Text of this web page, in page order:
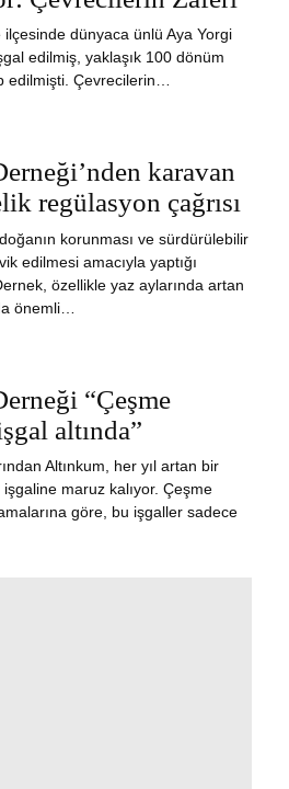
ilçesinde dünyaca ünlü Aya Yorgi
edilmiş, yaklaşık 100 dönüm
edilmişti. Çevrecilerin…
karavan
regülasyon çağrısı
korunması ve sürdürülebilir
edilmesi amacıyla yaptığı
özellikle yaz aylarında artan
önemli…
“Çeşme
altında”
Altınkum, her yıl artan bir
maruz kalıyor. Çeşme
göre, bu işgaller sadece